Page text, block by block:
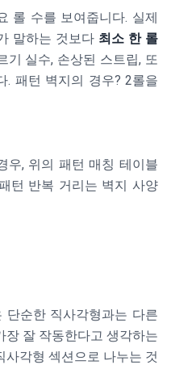
롤 수를 보여줍니다. 실제
말하는 것보다 최소 한 롤
기 실수, 손상된 스트립, 또
. 패턴 벽지의 경우? 2롤을
우, 위의 패턴 매칭 테이블
턴 반복 거리는 벽지 사양
순한 직사각형과는 다른
장 잘 작동한다고 생각하는
사각형 섹션으로 나누는 것